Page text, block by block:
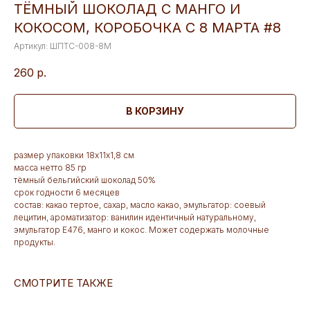
ТЁМНЫЙ ШОКОЛАД С МАНГО И
КОКОСОМ, КОРОБОЧКА С 8 МАРТА #8
Артикул: ШПТС-008-8М
260 р.
В КОРЗИНУ
размер упаковки 18х11х1,8 см
масса нетто 85 гр
тёмный бельгийский шоколад 50%
срок годности 6 месяцев
состав: какао тертое, сахар, масло какао, эмульгатор: соевый
лецитин, ароматизатор: ванилин идентичный натуральному,
эмульгатор Е476, манго и кокос. Может содержать молочные
продукты.
СМОТРИТЕ ТАКЖЕ